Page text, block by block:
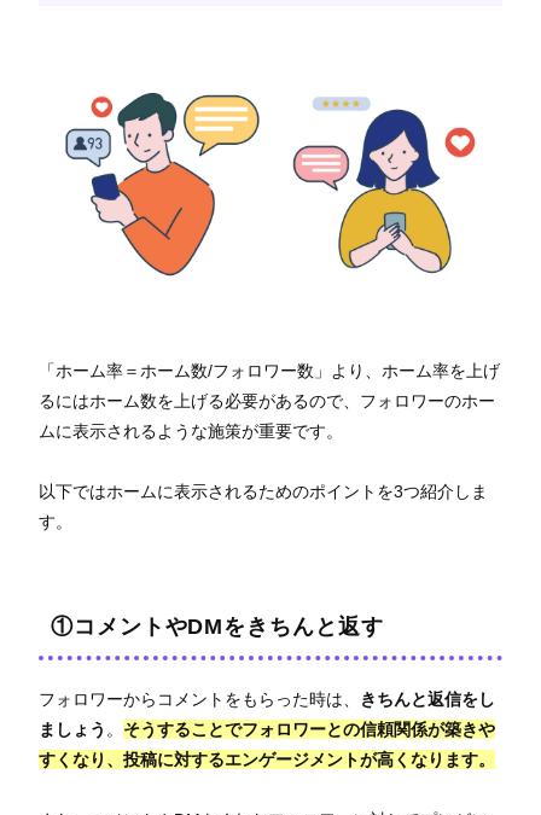
「ホーム率＝ホーム数/フォロワー数」より、ホーム率を上げ
るにはホーム数を上げる必要があるので、フォロワーのホー
ムに表示されるような施策が重要です。
以下ではホームに表示されるためのポイントを3つ紹介しま
す。
①コメントやDMをきちんと返す
フォロワーからコメントをもらった時は、
きちんと返信をし
ましょう 。 そうすることでフォロワーとの信頼関係が築きや
すくなり、投稿に対するエンゲージメントが高くなります。